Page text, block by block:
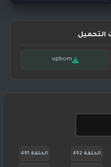
التحميل
upbom
الحلقة 492 الحلقة 491